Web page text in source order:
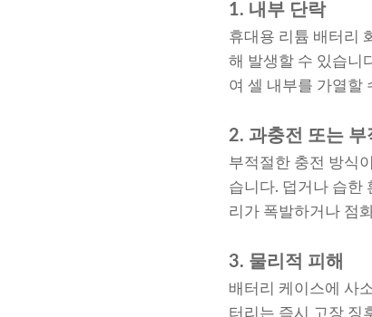
1. 내부 단락
휴대용 리튬 배터리
해 발생할 수 있습니
여 셀 내부를 가열할
2. 과충전 또는 부
부적절한 충전 방식
습니다. 덥거나 습한
리가 폭발하거나 점
3. 물리적 피해
배터리 케이스에 사
터리는 즉시 고장 징